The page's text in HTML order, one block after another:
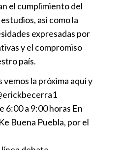
el cumplimiento del
asi como la
expresadas por
y el compromiso
país.
la próxima aquí y
6:00 a 9:00 horas En
Buena Puebla, por el